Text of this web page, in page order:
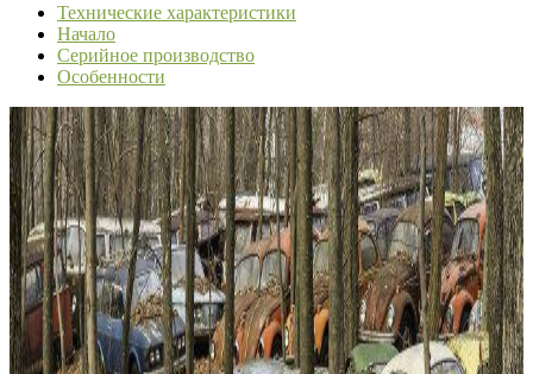
Технические характеристики
Начало
Серийное производство
Особенности